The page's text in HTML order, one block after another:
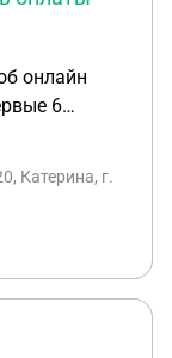
онлайн
где-то
опять
И
Всего
с
Катерина, г.